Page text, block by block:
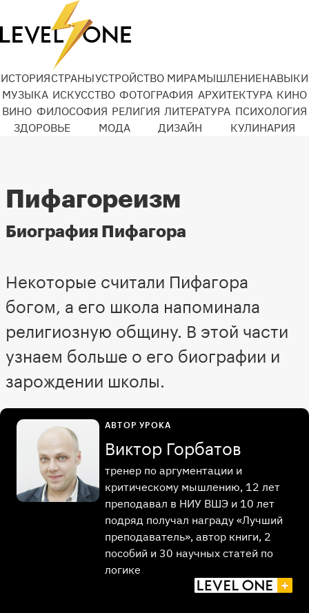
ИСТОРИЯСТРАНЫУСТРОЙСТВО МИРАМЫШЛЕНИЕНАВЫКИ
МУЗЫКА ИСКУССТВО ФОТОГРАФИЯ АРХИТЕКТУРА КИНО
ВИНО ФИЛОСОФИЯ РЕЛИГИЯ ЛИТЕРАТУРА ПСИХОЛОГИЯ
ЗДОРОВЬЕ
МОДА ДИЗАЙН КУЛИНАРИЯ
Пифагореизм
Биография Пифагора
Некоторые считали Пифагора
богом, а его школа напоминала
религиозную общину. В этой части
узнаем больше о его биографии и
зарождении школы.
АВТОР УРОКА
Виктор Горбатов
тренер по аргументации и
критическому мышлению, 12 лет
преподавал в НИУ ВШЭ и 10 лет
подряд получал награду «Лучший
преподаватель», автор книги, 2
пособий и 30 научных статей по
логике